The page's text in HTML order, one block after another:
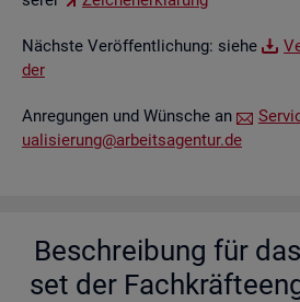
Nächs­te Ver­öf­fent­li­chung: siehe
der
An­re­gun­gen und Wün­sche an
uali​sier​ung@​arb​eits​agen​tur.​de
Be­schrei­bung für
set der